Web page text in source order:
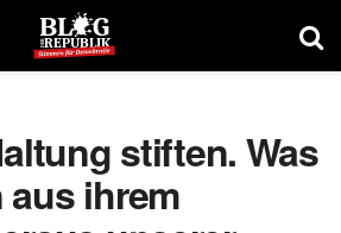
stiften. Was
ihrem